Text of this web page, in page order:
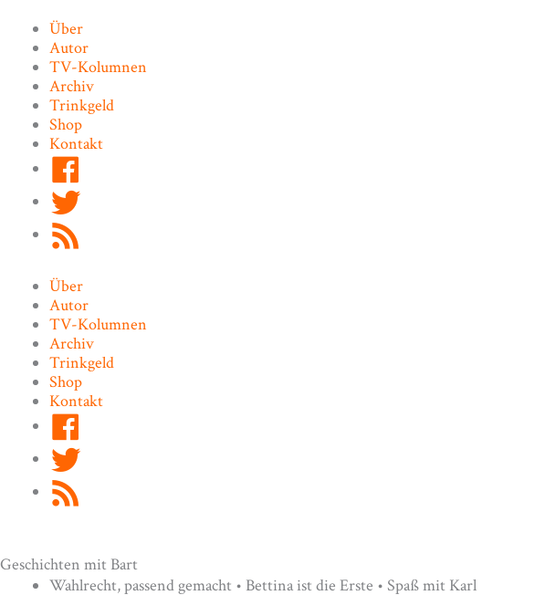
Inhalt
springen
Über
Autor
TV-Kolumnen
Archiv
Trinkgeld
Shop
Kontakt
Über
Autor
TV-Kolumnen
Archiv
Trinkgeld
Shop
Kontakt
Geschichten mit Bart
Wahlrecht, passend gemacht • Bettina ist die Erste • Spaß mit Karl